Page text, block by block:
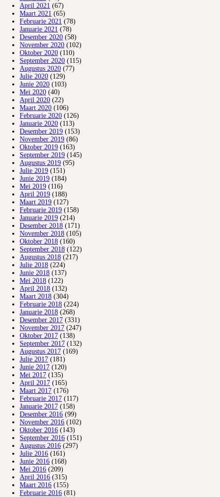
April 2021 (67)
Maart 2021 (65)
Februarie 2021 (78)
Januarie 2021 (78)
Desember 2020 (58)
November 2020 (102)
Oktober 2020 (110)
September 2020 (115)
Augustus 2020 (77)
Julie 2020 (129)
Junie 2020 (103)
Mei 2020 (40)
April 2020 (22)
Maart 2020 (106)
Februarie 2020 (126)
Januarie 2020 (113)
Desember 2019 (153)
November 2019 (86)
Oktober 2019 (163)
September 2019 (145)
Augustus 2019 (95)
Julie 2019 (151)
Junie 2019 (184)
Mei 2019 (116)
April 2019 (188)
Maart 2019 (127)
Februarie 2019 (158)
Januarie 2019 (214)
Desember 2018 (171)
November 2018 (105)
Oktober 2018 (160)
September 2018 (122)
Augustus 2018 (217)
Julie 2018 (224)
Junie 2018 (137)
Mei 2018 (122)
April 2018 (132)
Maart 2018 (304)
Februarie 2018 (224)
Januarie 2018 (268)
Desember 2017 (331)
November 2017 (247)
Oktober 2017 (138)
September 2017 (132)
Augustus 2017 (169)
Julie 2017 (181)
Junie 2017 (120)
Mei 2017 (135)
April 2017 (165)
Maart 2017 (176)
Februarie 2017 (117)
Januarie 2017 (158)
Desember 2016 (99)
November 2016 (102)
Oktober 2016 (143)
September 2016 (151)
Augustus 2016 (297)
Julie 2016 (161)
Junie 2016 (168)
Mei 2016 (209)
April 2016 (315)
Maart 2016 (155)
Februarie 2016 (81)